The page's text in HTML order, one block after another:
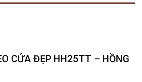
CỬA ĐẸP HH25TT – HỒNG